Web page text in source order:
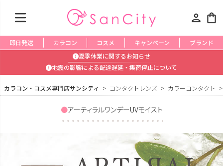
person shopping_bag
即日発送 カラコン コスメ キャンペーン
ブランド
夏季休業に関するお知らせ
地震の影響による配達遅延・集荷停止について
カラコン・コスメ専門店サンシティ コンタクトレンズ カラーコンタクト
アーティラルワンデーUVモイスト